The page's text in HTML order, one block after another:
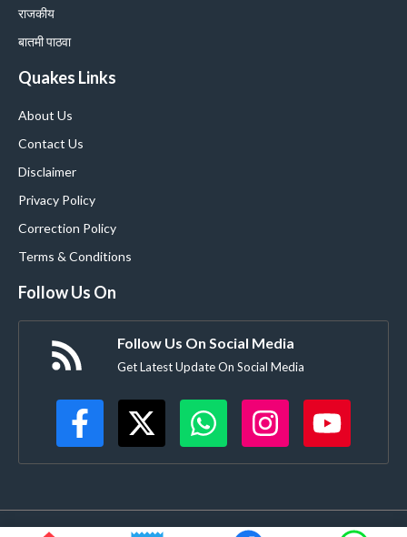
राजकीय
बातमी पाठवा
Quakes Links
About Us
Contact Us
Disclaimer
Privacy Policy
Correction Policy
Terms & Conditions
Follow Us On
Follow Us On Social Media
Get Latest Update On Social Media